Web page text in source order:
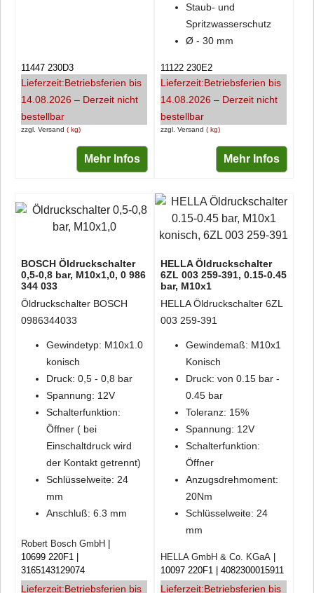
zzgl. Versand kg
11447 230D3
Lieferzeit:Betriebsferien bis
14.08.2026 – Derzeit nicht
bestellbar
Mehr Infos
Staub- und
Spritzwasserschutz
Ø - 30 mm
zzgl. Versand kg
11122 230E2
Lieferzeit:Betriebsferien bis
14.08.2026 – Derzeit nicht
bestellbar
Mehr Infos
BOSCH Öldruckschalter
0,5-0,8 bar, M10x1,0, 0 986
344 033
Öldruckschalter BOSCH
0986344033
Gewindetyp: M10x1.0
konisch
Druck: 0,5 - 0,8 bar
Spannung: 12V
Schalterfunktion:
Öffner ( bei
Einschaltdruck wird
der Kontakt getrennt)
Schlüsselweite: 24
mm
Anschluß: 6.3 mm
Robert Bosch GmbH
10699 220F1
3165143129074
Lieferzeit:Betriebsferien bis
HELLA Öldruckschalter
6ZL 003 259-391, 0.15-0.45
bar, M10x1
HELLA Öldruckschalter 6ZL
003 259-391
Gewindemaß: M10x1
Konisch
Druck: von 0.15 bar -
0.45 bar
Toleranz: 15%
Spannung: 12V
Schalterfunktion:
Öffner
Anzugsdrehmoment:
20Nm
Schlüsselweite: 24
mm
HELLA GmbH & Co. KGaA
10097 220F1
4082300015911
Lieferzeit:Betriebsferien bis